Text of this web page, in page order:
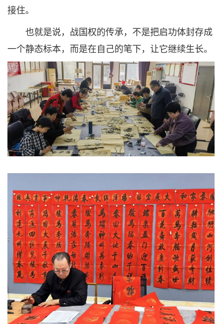
接住。
也就是说，战国权的传承，不是把启功体封存成
一个静态标本，而是在自己的笔下，让它继续生长。